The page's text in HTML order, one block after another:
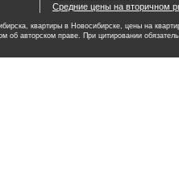
Средние цены на вторичном
квартиры в Новосибирске, цены на
об авторском праве. При цитировании